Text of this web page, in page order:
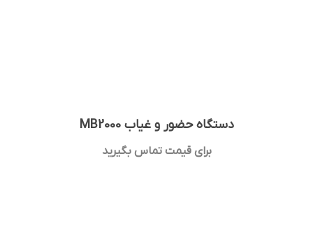
دستگاه حضور و غیاب MB2000
برای قیمت تماس بگیرید